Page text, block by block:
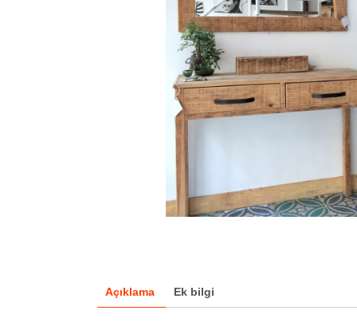
Açıklama Ek bilgi